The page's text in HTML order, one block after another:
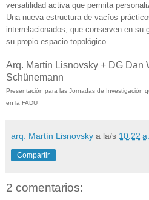
versatilidad activa que permita
Una nueva estructura de vacíos
interrelacionados, que conserven en su
su propio espacio topológico.
Arq. Martín Lisnovsky + DG Dan
Schünemann
Presentación para las Jornadas de Investigación
en la FADU
arq. Martín Lisnovsky a la/s 10:22
Compartir
2 comentarios: